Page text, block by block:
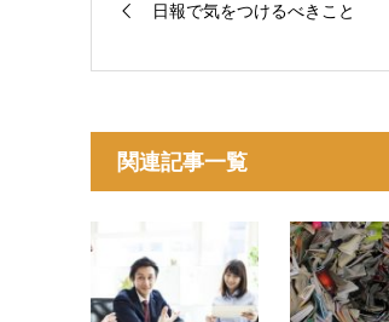
日報で気をつけるべきこと
関連記事一覧